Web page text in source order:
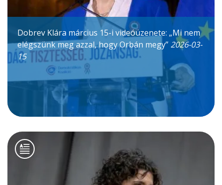
Dobrev Klára március 15-i videóüzenete: „Mi nem
elégszünk meg azzal, hogy Orbán megy” 2026-03-
15